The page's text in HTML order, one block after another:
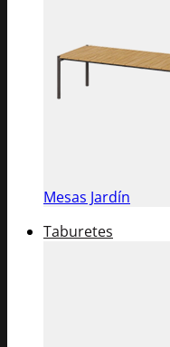
Mesas Jardín
Taburetes